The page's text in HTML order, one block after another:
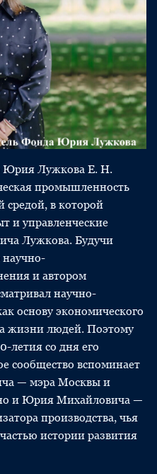
Юрия Лужкова Е. Н.
промышленность
средой, в которой
и управленческие
Лужкова. Будучи
и автором
научно-
основу экономического
жизни людей. Поэтому
летия со дня его
сообщество вспоминает
— мэра Москвы и
но и Юрия Михайловича —
производства, чья
истории развития